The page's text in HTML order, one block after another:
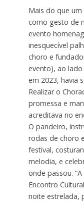
Mais do que um
como gesto de
evento
inesquecível
choro e
evento), ao
em 2023, havia
Realizar o
promessa e
acreditava no
O pandeiro,
rodas de choro
festival,
melodia, e
onde passou.
Encontro
noite estrelada,